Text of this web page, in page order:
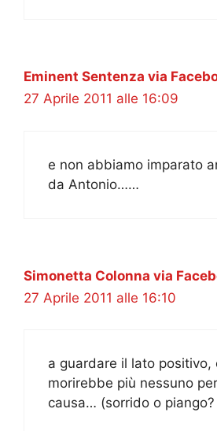
Eminent Sentenza via
27 Aprile 2011 alle 16:09
e non abbiamo imparato
da Antonio……
Simonetta Colonna via
27 Aprile 2011 alle 16:10
a guardare il lato positivo,
morirebbe più nessuno
causa… (sorrido o piango?